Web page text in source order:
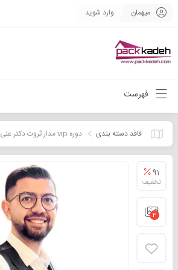
میهمان وارد شوید
فهرست
فاقد دسته بندی دوره vip مدار ثروت دکتر علی کاویانی(کامل+آپدیت)
91
تخفیف
3